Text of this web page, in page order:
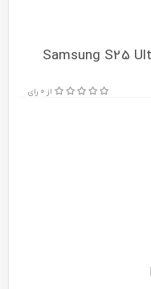
Samsung S25
از 0 رای